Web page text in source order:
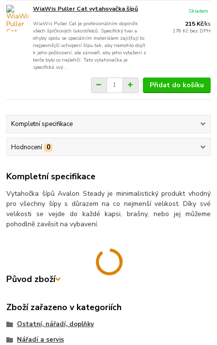
WiaWis Puller Cat vytahovačka šípů
WiaWis Puller Cat je profesionálním doplněk
všech špičkových lukostřelců. Specifický tvar a
ohyby spolu se speciálním materiálem zajišťují to
nejpevnější uchopení šípu tak, aby nemohlo dojít
k jeho poškození, ale zároveň, aby jeho vytažení z
terče bylo co nejlehčí. Tato vytahovačka je
specifická svý...
215 Kč/ks
178 Kč bez DPH
Skladem
Přidat do košíku
Kompletní specifikace
Hodnocení 0
Kompletní specifikace
Vytahočka šípů Avalon Steady je minimalistický produkt vhodný
pro všechny šípy s důrazem na co nejmenší velikost. Díky své
velikosti se vejde do každé kapsi, brašny, nebo jej můžeme
pohodlně zavěsit na vybavení.
Původ zboží
Zboží zařazeno v kategoriích
Ostatní, nářadí, doplňky
Nářadí a servis